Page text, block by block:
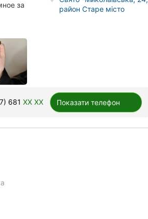
за
район Старе місто
681 XX XX Показати телефон